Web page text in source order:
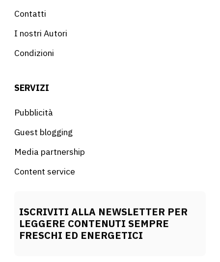
Contatti
I nostri Autori
Condizioni
SERVIZI
Pubblicità
Guest blogging
Media partnership
Content service
ISCRIVITI ALLA NEWSLETTER PER
LEGGERE CONTENUTI SEMPRE
FRESCHI ED ENERGETICI